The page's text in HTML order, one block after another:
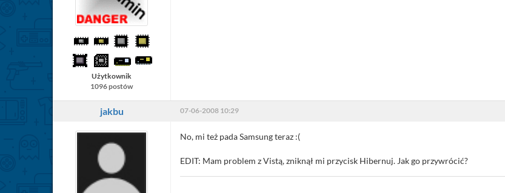
Użytkownik
1096 postów
jakbu 07-06-2008 10:29
No, mi też pada Samsung teraz :(
EDIT: Mam problem z Vistą, zniknął mi przycisk Hibernuj. Jak go przywrócić?